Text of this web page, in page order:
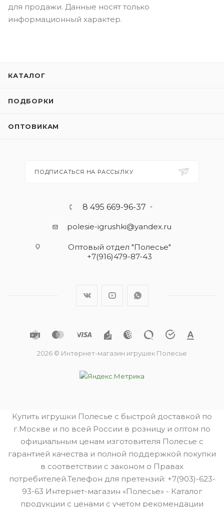
для продажи. Данные носят только
информационный характер.
КАТАЛОГ
ПОДБОРКИ
ОПТОВИКАМ
ПОДПИСАТЬСЯ НА РАССЫЛКУ
8 495 669-96-37
polesie-igrushki@yandex.ru
Оптовый отдел "Полесье"
+7(916)479-87-43
2026 © Интернет-магазин игрушек Полесье
Купить игрушки Полесье с быстрой доставкой по
г.Москве и по всей России в розницу и оптом по
официальным ценам изготовителя Полесье с
гарантией качества и полной поддержкой покупки
в соответствии с законом о Правах
потребителей.Телефон для претензий: +7(903)-623-
93-63 Интернет-магазин «Полесье» - Каталог
продукции с ценами с учетом рекомендации